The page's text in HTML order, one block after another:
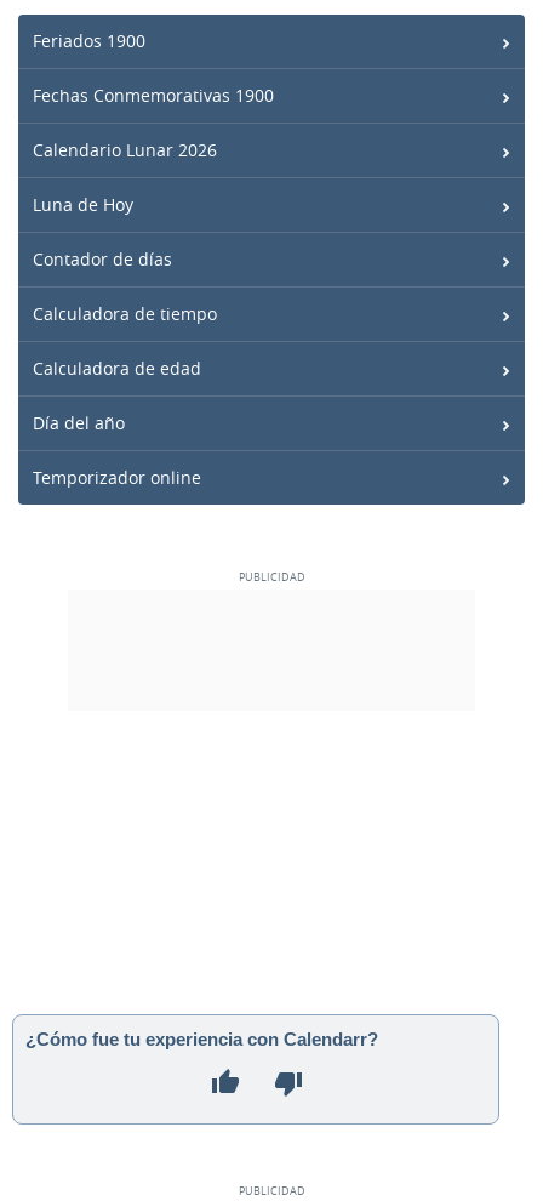
Feriados 1900
Fechas Conmemorativas 1900
Calendario Lunar 2026
Luna de Hoy
Contador de días
Calculadora de tiempo
Calculadora de edad
Día del año
Temporizador online
¿Cómo fue tu experiencia con Calendarr?